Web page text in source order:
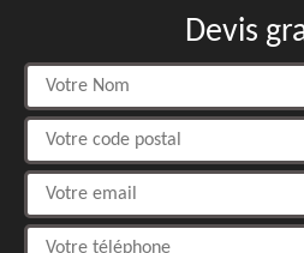
Devis